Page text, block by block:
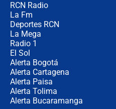
RCN Radio
La Fm
Deportes RCN
La Mega
Radio 1
El Sol
Alerta Bogotá
Alerta Cartagena
Alerta Paisa
Alerta Tolima
Alerta Bucaramanga